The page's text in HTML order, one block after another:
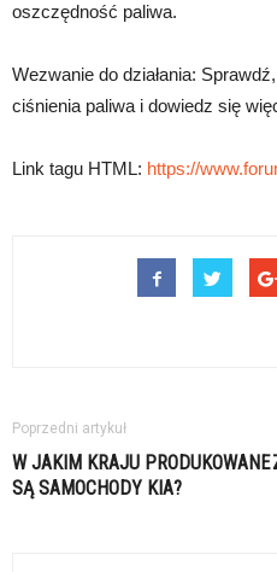
oszczędność paliwa.
Wezwanie do działania:
ciśnienia paliwa i dowiedz się
Link tagu HTML: https://
Poprzedni artykuł
W JAKIM KRAJU PRODUKOWANE
SĄ SAMOCHODY KIA?